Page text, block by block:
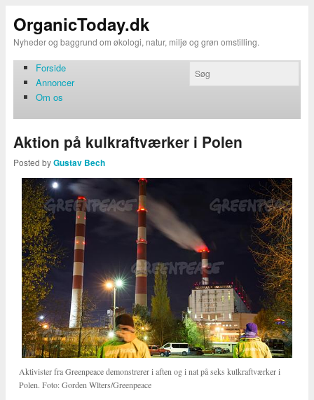
OrganicToday.dk
Nyheder og baggrund om økologi, natur, miljø og grøn omstilling.
Forside
Annoncer
Om os
Aktion på kulkraftværker i Polen
Posted byGustav Bech
Aktivister fra Greenpeace demonstrerer i aften og i nat på seks kulkraftværker i
Polen. Foto: Gorden Wlters/Greenpeace